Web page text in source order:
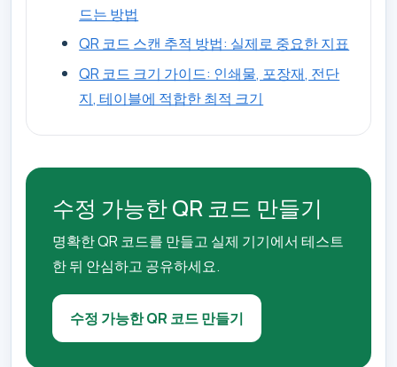
드는 방법
QR 코드 스캔 추적 방법: 실제로 중요한 지표
QR 코드 크기 가이드: 인쇄물, 포장재, 전단
지, 테이블에 적합한 최적 크기
수정 가능한 QR 코드 만들기
명확한 QR 코드를 만들고 실제 기기에서 테스트
한 뒤 안심하고 공유하세요.
수정 가능한 QR 코드 만들기